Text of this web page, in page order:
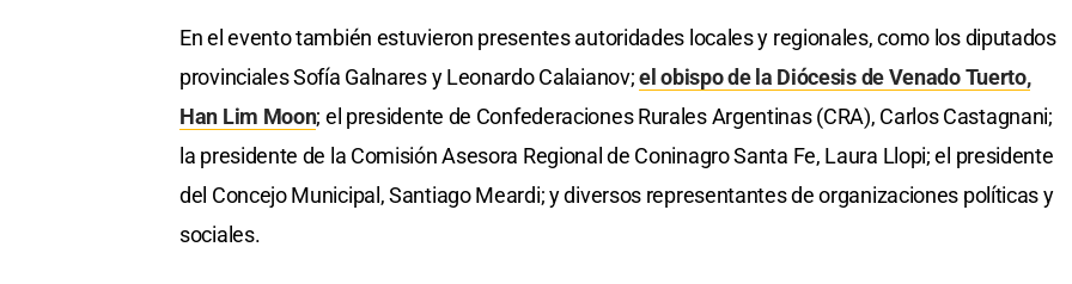
En el evento también estuvieron presentes autoridades locales y regionales, como los diputados
provinciales Sofía Galnares y Leonardo Calaianov;el obispo de la Diócesis de Venado Tuerto,
Han Lim Moon; el presidente de Confederaciones Rurales Argentinas (CRA), Carlos Castagnani;
la presidente de la Comisión Asesora Regional de Coninagro Santa Fe, Laura Llopi; el presidente
del Concejo Municipal, Santiago Meardi; y diversos representantes de organizaciones políticas y
sociales.